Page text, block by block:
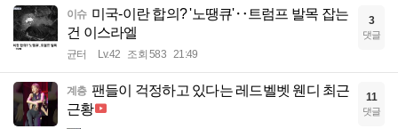
이슈 미국-이란 합의? '노땡큐'‥트럼프 발목 잡는
건 이스라엘
균터 Lv.42 조회 583 21:49
3
댓글
계층 팬들이 걱정하고 있다는 레드벨벳 웬디 최근
근황
11
댓글